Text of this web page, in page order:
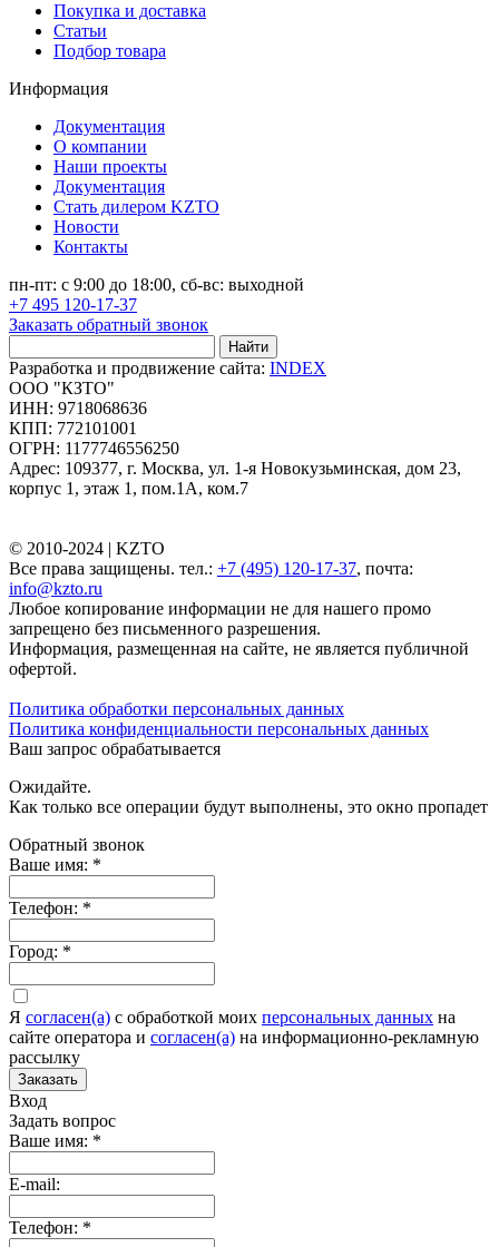
Покупка и доставка
Статьи
Подбор товара
Информация
Документация
О компании
Наши проекты
Документация
Стать дилером KZTO
Новости
Контакты
пн-пт: с 9:00 до 18:00, сб-вс: выходной
+7 495 120-17-37
Заказать обратный звонок
Найти
Разработка и продвижение сайта: INDEX
ООО "КЗТО"
ИНН: 9718068636
КПП: 772101001
ОГРН: 1177746556250
Адрес: 109377, г. Москва, ул. 1-я Новокузьминская, дом 23,
корпус 1, этаж 1, пом.1А, ком.7
© 2010-2024 | KZTO
Все права защищены. тел.: +7 (495) 120-17-37, почта:
info@kzto.ru
Любое копирование информации не для нашего промо
запрещено без письменного разрешения.
Информация, размещенная на сайте, не является публичной
офертой.
Политика обработки персональных данных
Политика конфиденциальности персональных данных
Ваш запрос обрабатывается
Ожидайте.
Как только все операции будут выполнены, это окно пропадет
Обратный звонок
Ваше имя: *
Телефон: *
Город: *
Я согласен(а) c обработкой моих персональных данных на
сайте оператора и согласен(а) на информационно-рекламную
рассылку
Заказать
Вход
Задать вопрос
Ваше имя: *
E-mail:
Телефон: *